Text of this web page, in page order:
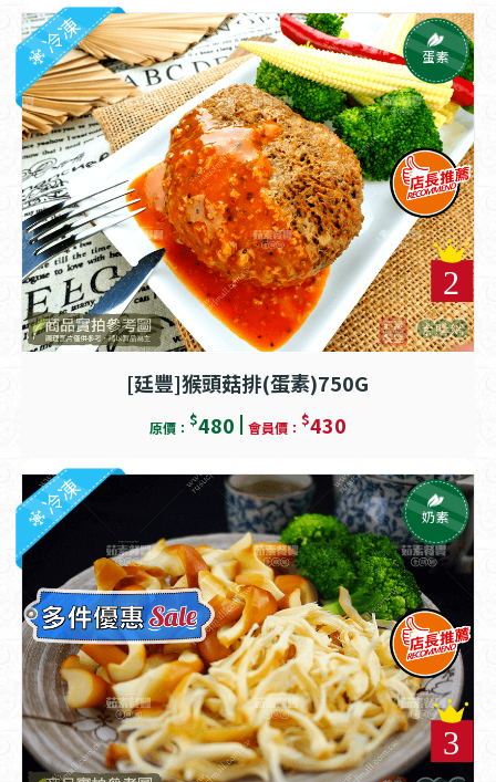
[廷豐]猴頭菇排(蛋素)750G
原價： $480 會員價： $430
冷凍 蛋素
冷凍 奶素